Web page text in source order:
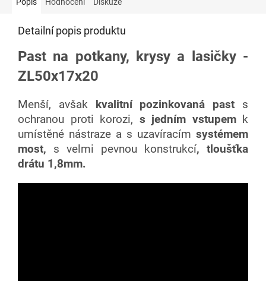
Popis Hodnocení Diskuze
Detailní popis produktu
Past na potkany, krysy a lasičky -
ZL50x17x20
Menší, avšak kvalitní pozinkovaná past s
ochranou proti korozi, s jedním vstupemk
umístěné nástraze a s uzavíracím systémem
most, s velmi pevnou konstrukcí, tloušťka
drátu 1,8mm.